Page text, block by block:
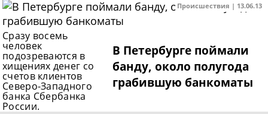
Происшествия | 13.06.13
В Петербурге поймали
банду, около полугода
грабившую банкоматы
Сразу восемь
человек
подозреваются в
хищениях денег со
счетов клиентов
Северо-Западного
банка Сбербанка
России.